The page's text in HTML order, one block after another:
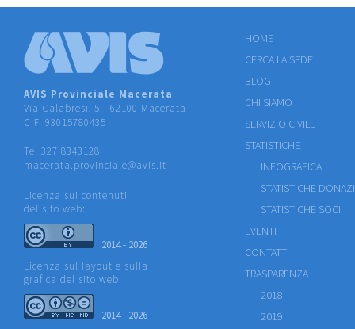
AVIS Provinciale Macerata
Via Calabresi, 5 - 62100 Macerata
C.F. 93015780435
Tel 327 8343128
macerata.provinciale@avis.it
Licenza sui contenuti
del sito web:
2014 - 2026
Licenza sul layout e sulla
grafica del sito web:
2014 - 2026
HOME
CERCA LA SEDE
BLOG
CHI SIAMO
SERVIZIO CIVILE
STATISTICHE
INFOGRAFICA
STATISTICHE
STATISTICHE SOCI
EVENTI
CONTATTI
TRASPARENZA
2018
2019